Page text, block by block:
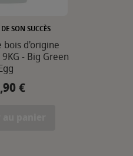
SON SUCCÈS
bois d'origine
- Big Green
€